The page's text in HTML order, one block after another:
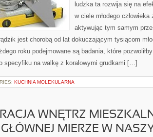
ludzka ta rozwija się na
w ciele młodego
aktywując tym samym
jest chorobą od lat dokuczającym tysiącom
roku podejmowane są badania, które
specyfiku na walkę z koralowymi grudkami […]
KUCHNIA MOLEKULARNA
WNĘTRZ
MIERZE W